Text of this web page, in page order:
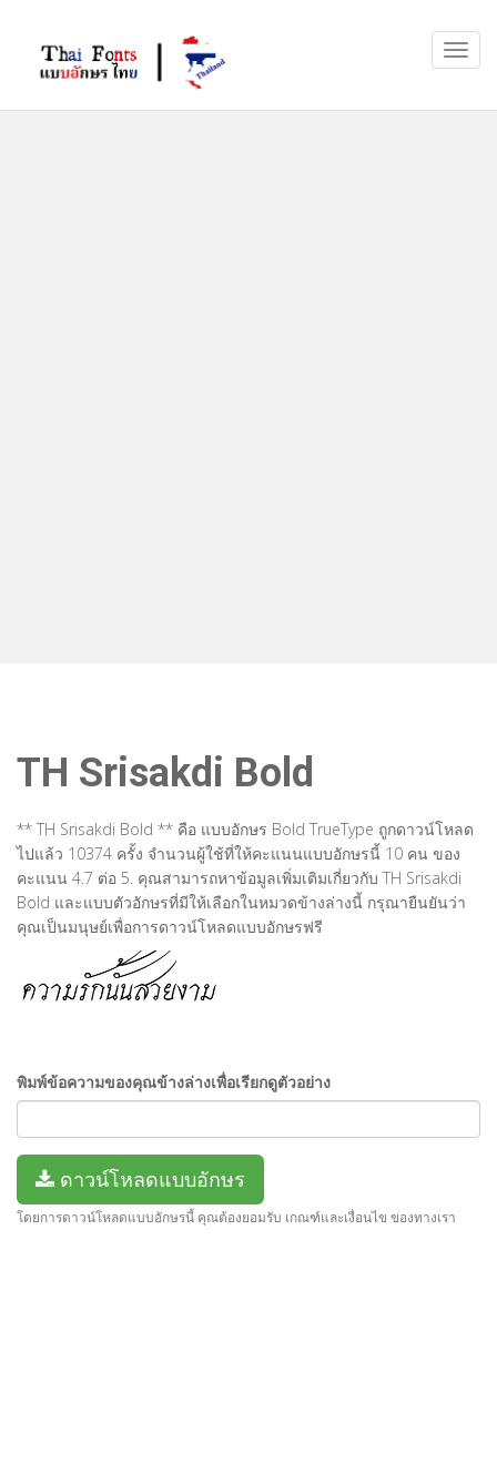
TH Srisakdi Bold
** TH Srisakdi Bold ** คือ แบบอักษร Bold TrueType ถูกดาวน์โหลด
ไปแล้ว 10374 ครั้ง จำนวนผู้ใช้ที่ให้คะแนนแบบอักษรนี้ 10 คน ของ
คะแนน 4.7 ต่อ 5. คุณสามารถหาข้อมูลเพิ่มเติมเกี่ยวกับ TH Srisakdi
Bold และแบบตัวอักษรที่มีให้เลือกในหมวดข้างล่างนี้ กรุณายืนยันว่า
คุณเป็นมนุษย์เพื่อการดาวน์โหลดแบบอักษรฟรี
พิมพ์ข้อความของคุณข้างล่างเพื่อเรียกดูตัวอย่าง
ดาวน์โหลดแบบอักษร
โดยการดาวน์โหลดแบบอักษรนี้ คุณต้องยอมรับ เกณฑ์และเงื่อนไข ของทางเรา